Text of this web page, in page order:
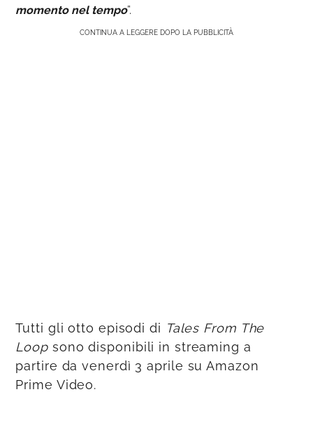
momento nel tempo”.
CONTINUA A LEGGERE DOPO LA PUBBLICITÀ
Tutti gli otto episodi di Tales From The
Loop sono disponibili in streaming a
partire da venerdì 3 aprile su Amazon
Prime Video.